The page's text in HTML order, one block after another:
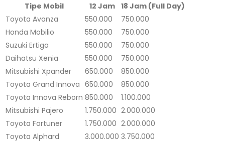
Tipe Mobil
12 Jam
18 Jam (Full Day)
Toyota Avanza
550.000
750.000
Honda Mobilio
550.000
750.000
Suzuki Ertiga
550.000
750.000
Daihatsu Xenia
550.000
750.000
Mitsubishi Xpander
650.000
850.000
Toyota Grand Innova 650.000
850.000
Toyota Innova Reborn 850.000
1.100.000
Mitsubishi Pajero
1.750.000 2.000.000
Toyota Fortuner
1.750.000 2.000.000
Toyota Alphard
3.000.000 3.750.000